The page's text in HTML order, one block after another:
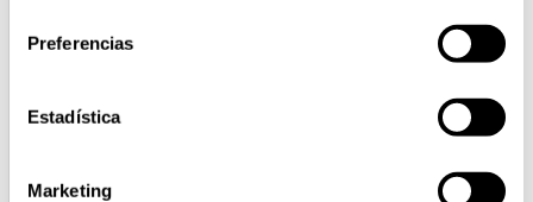
Preferencias
Estadística
Marketing
HOGAR